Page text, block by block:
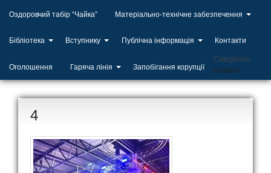
Оздоровчий табір “Чайка” Матеріально-технічне забезпечення
Бібліотека Вступнику Публічна інформація Контакти
Оголошення Гаряча лінія Запобігання корупції
Categories
Новини
4